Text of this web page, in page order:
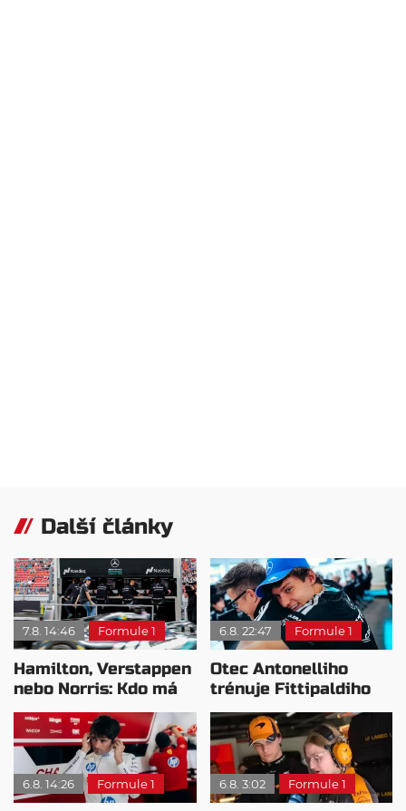
Další články
7.8. 14:46 Formule 1
Hamilton, Verstappen
nebo Norris: Kdo má
nejvyšší plat?
6.8. 22:47 Formule 1
Otec Antonelliho
trénuje Fittipaldiho
syna: Brazilec
vychvaluje lídra
6.8. 14:26 Formule 1 6.8. 3:02 Formule 1